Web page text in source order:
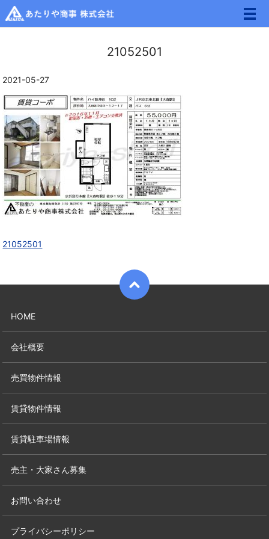
メ
21052501
2021-05-27
21052501
HOME
会社概要
売買物件情報
賃貸物件情報
賃貸駐車場情報
売主・大家さん募集
お問い合わせ
プライバシーポリシー